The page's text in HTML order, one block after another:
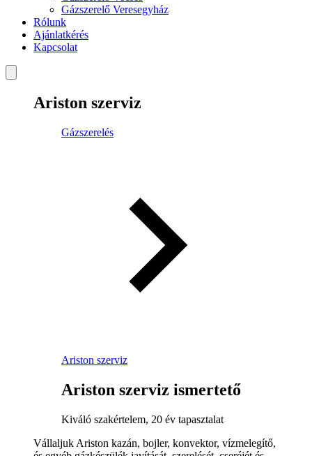
Gázszerelő Veresegyház
Rólunk
Ajánlatkérés
Kapcsolat
Ariston szerviz
Gázszerelés
Ariston szerviz
Ariston szerviz ismertető
Kiváló szakértelem, 20 év tapasztalat
Vállaljuk Ariston kazán, bojler, konvektor, vízmelegítő,